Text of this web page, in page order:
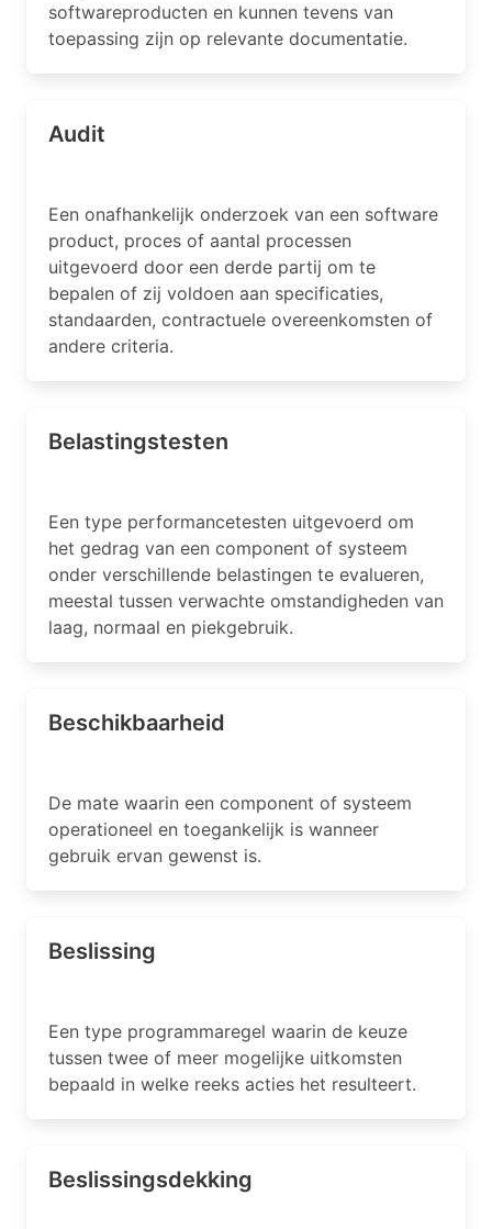
softwareproducten en kunnen tevens van
toepassing zijn op relevante documentatie.
Audit
Een onafhankelijk onderzoek van een software
product, proces of aantal processen
uitgevoerd door een derde partij om te
bepalen of zij voldoen aan specificaties,
standaarden, contractuele overeenkomsten of
andere criteria.
Belastingstesten
Een type performancetesten uitgevoerd om
het gedrag van een component of systeem
onder verschillende belastingen te evalueren,
meestal tussen verwachte omstandigheden van
laag, normaal en piekgebruik.
Beschikbaarheid
De mate waarin een component of systeem
operationeel en toegankelijk is wanneer
gebruik ervan gewenst is.
Beslissing
Een type programmaregel waarin de keuze
tussen twee of meer mogelijke uitkomsten
bepaald in welke reeks acties het resulteert.
Beslissingsdekking